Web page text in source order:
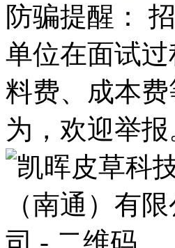
防骗提醒：
单位在面试
料费、成本
为，欢迎举报